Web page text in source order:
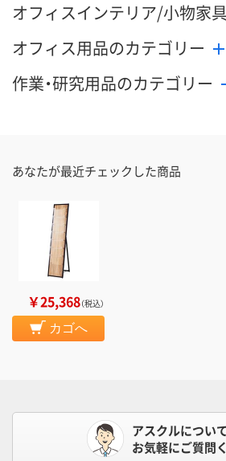
オフィスインテリア/小物家
オフィス用品のカテゴリー
作業・研究用品のカテゴリー
あなたが最近チェックした商品
￥25,368（税込）
カゴへ
アスクルについ
お気軽にご質問